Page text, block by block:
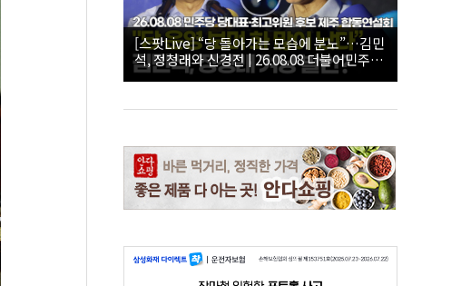
[스팟Live] “당 돌아가는 모습에 분노”…김민
석, 정청래와 신경전 | 26.08.08 더불어민주당
당대표·최고위원 후보 제주 합동연설회